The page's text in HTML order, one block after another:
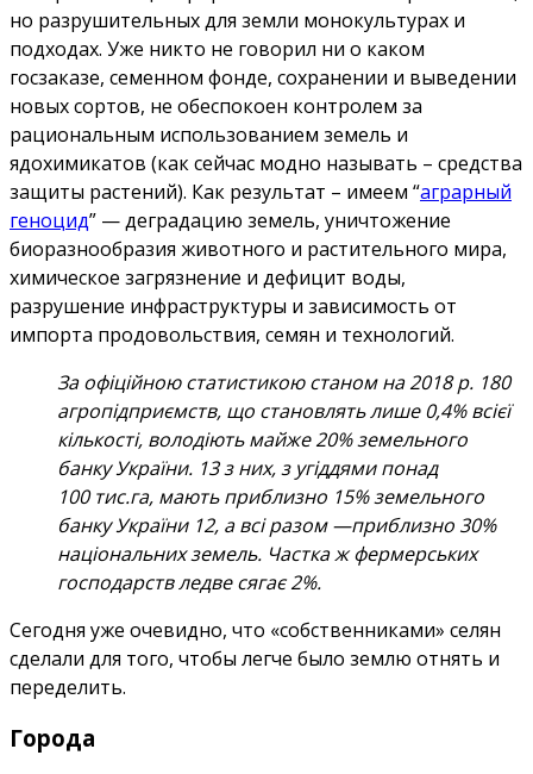
но разрушительных для земли монокультурах и
подходах. Уже никто не говорил ни о каком
госзаказе, семенном фонде, сохранении и выведении
новых сортов, не обеспокоен контролем за
рациональным использованием земель и
ядохимикатов (как сейчас модно называть – средства
защиты растений). Как результат – имеем “аграрный
геноцид” — деградацию земель, уничтожение
биоразнообразия животного и растительного мира,
химическое загрязнение и дефицит воды,
разрушение инфраструктуры и зависимость от
импорта продовольствия, семян и технологий.
За офіційною статистикою станом на 2018 р. 180
агропідприємств, що становлять лише 0,4% всієї
кількості, володіють майже 20% земельного
банку України. 13 з них, з угіддями понад
100 тис.га, мають приблизно 15% земельного
банку України 12, а всі разом —приблизно 30%
національних земель. Частка ж фермерських
господарств ледве сягає 2%.
Сегодня уже очевидно, что «собственниками» селян
сделали для того, чтобы легче было землю отнять и
переделить.
Города